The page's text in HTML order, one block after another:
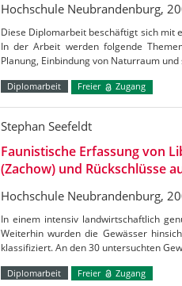
Hochschule Neubrandenburg,
Diese Diplomarbeit beschäftigt sich mit
In der Arbeit werden folgende
Planung, Einbindung von Naturraum
Diplomarbeit Freier Zugang
Stephan Seefeldt
Faunistische Erfassung von
(Zachow) und Rückschlüsse
Hochschule Neubrandenburg,
In einem intensiv landwirtschaftlich
Weiterhin wurden die Gewässer
klassifiziert. An den 30 untersuchten
Diplomarbeit Freier Zugang